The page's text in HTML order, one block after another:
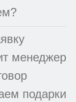
менеджер
подарки